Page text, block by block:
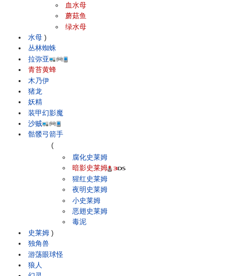
水母
血水母
蘑菇鱼
绿水母
)
丛林蜘蛛
拉弥亚
青苔黄蜂
木乃伊
猪龙
妖精
装甲幻影魔
沙贼
骷髅弓箭手
史莱姆
(
腐化史莱姆
暗影史莱姆
猩红史莱姆
夜明史莱姆
小史莱姆
恶翅史莱姆
毒泥
)
独角兽
游荡眼球怪
狼人